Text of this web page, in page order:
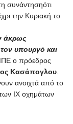
συνάντησηότι
την Κυριακή το
άκρως
υπουργό και
ο πρόεδρος
Κασάπογλου.
ανοιχτά από το
ΙΧ οχημάτων